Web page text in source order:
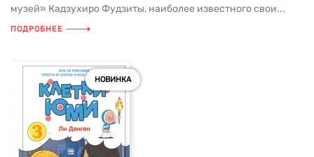
музей» Кадзухиро Фудзиты, наиболее известного свои...
ПОДРОБНЕЕ
НОВИНКА